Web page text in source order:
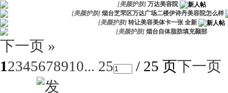
[美颜护肤] 万达美容院
[美颜护肤] 烟台芝罘区万达广场二楼伊诗丹美容院怎么样
[美颜护肤] 转让美容美体卡一张 全新
[美颜护肤] 烟台自体脂肪填充颞部
下一页 »
12345678910... 25 / 25 页下一页